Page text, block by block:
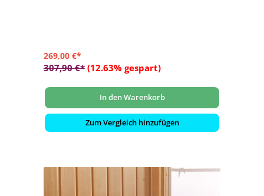
269,00 €*
307,90 €* (12.63% gespart)
In den Warenkorb
Zum Vergleich hinzufügen